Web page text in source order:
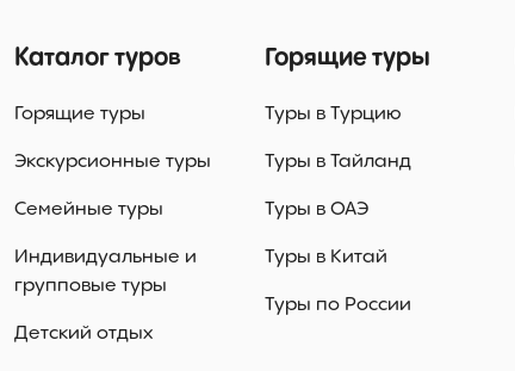
Каталог туров
Горящие туры
Экскурсионные туры
Семейные туры
Индивидуальные и
групповые туры
Детский отдых
Горящие туры
Туры в Турцию
Туры в Тайланд
Туры в ОАЭ
Туры в Китай
Туры по России